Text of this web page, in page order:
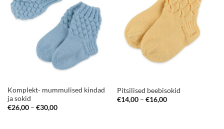
Komplekt- mummulised kindad
ja sokid
€26,00 – €30,00Price
Pitsilised beebisokid
€14,00 – €16,00Price